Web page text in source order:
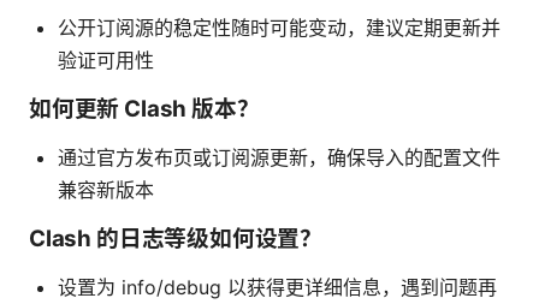
公开订阅源的稳定性随时可能变动，建议定期更新并
验证可用性
如何更新 Clash 版本？
通过官方发布页或订阅源更新，确保导入的配置文件
兼容新版本
Clash 的日志等级如何设置？
设置为 info/debug 以获得更详细信息，遇到问题再